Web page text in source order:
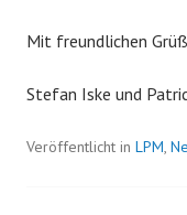
Mit freundlichen
Stefan Iske und
Veröffentlicht in LPM,